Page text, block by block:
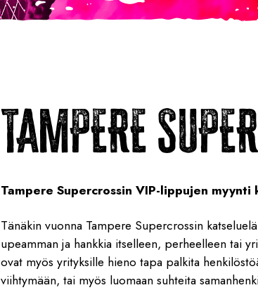
TAMPERE
Tampere Supercrossin VIP-lippujen
Tänäkin vuonna Tampere Supercrossin
upeamman ja hankkia itselleen, perheelleen tai
ovat myös yrityksille hieno tapa palkita
viihtymään, tai myös luomaan suhteita